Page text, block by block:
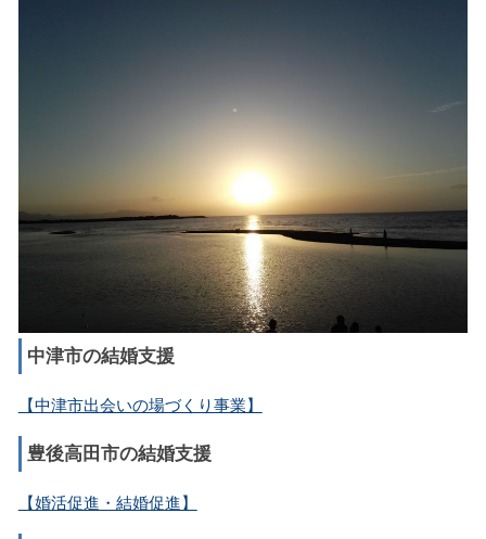
中津市の結婚支援
【中津市出会いの場づくり事業】
豊後高田市の結婚支援
【婚活促進・結婚促進】